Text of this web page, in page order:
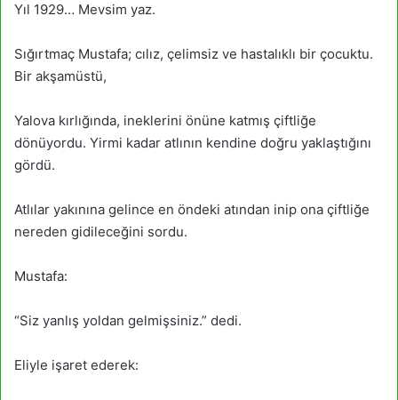
Yıl 1929… Mevsim yaz.
Sığırtmaç Mustafa; cılız, çelimsiz ve hastalıklı bir çocuktu.
Bir akşamüstü,
Yalova kırlığında, ineklerini önüne katmış çiftliğe
dönüyordu. Yirmi kadar atlının kendine doğru yaklaştığını
gördü.
Atlılar yakınına gelince en öndeki atından inip ona çiftliğe
nereden gidileceğini sordu.
Mustafa:
“Siz yanlış yoldan gelmişsiniz.” dedi.
Eliyle işaret ederek: